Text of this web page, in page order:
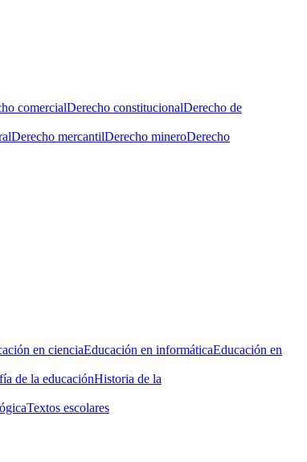
comercialDerecho constitucionalDerecho de
Derecho mercantilDerecho mineroDerecho
en cienciaEducación en informáticaEducación en
de la educaciónHistoria de la
Textos escolares